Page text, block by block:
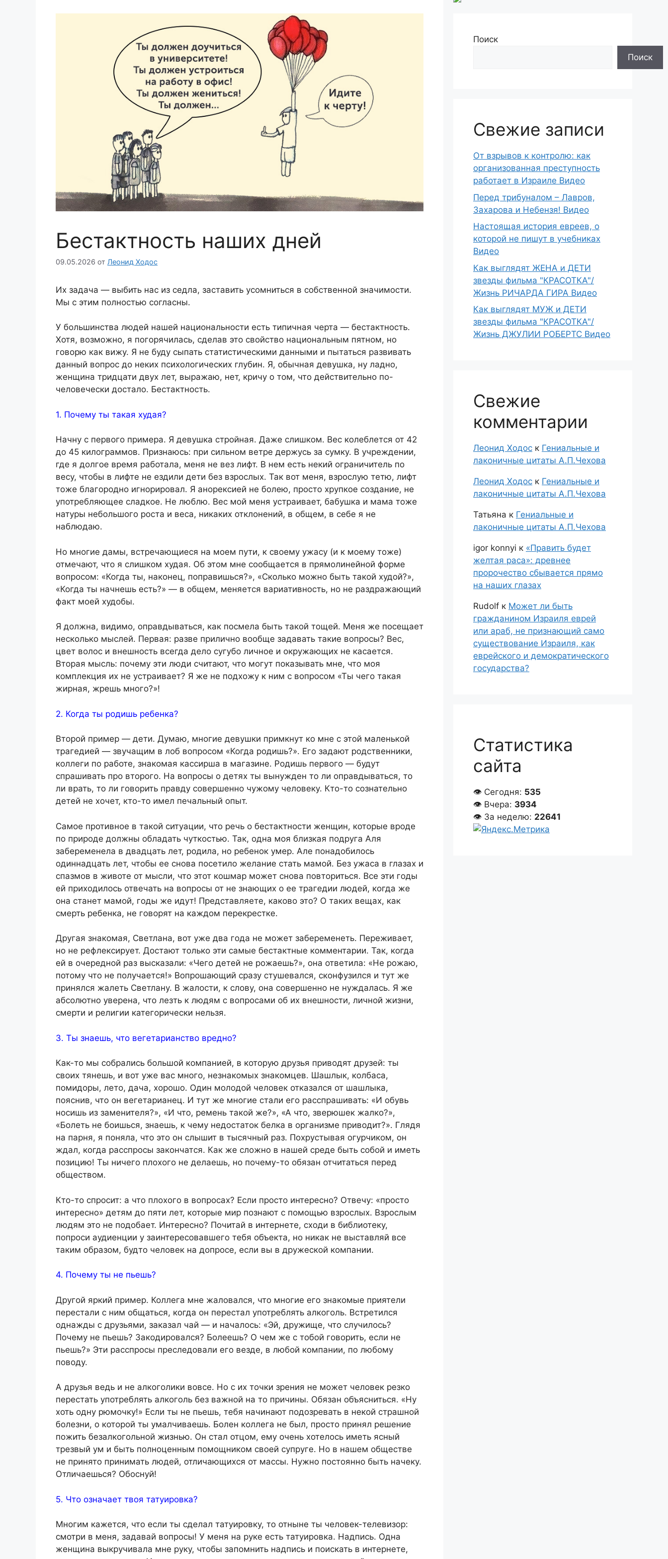
Бестактность наших дней
09.05.2026 от Леонид Ходос
Их задача — выбить нас из седла, заставить усомниться в собственной значимости.
Мы с этим полностью согласны.
У большинства людей нашей национальности есть типичная черта — бестактность.
Хотя, возможно, я погорячилась, сделав это свойство национальным пятном, но
говорю как вижу. Я не буду сыпать статистическими данными и пытаться развивать
данный вопрос до неких психологических глубин. Я, обычная девушка, ну ладно,
женщина тридцати двух лет, выражаю, нет, кричу о том, что действительно по-
человечески достало. Бестактность.
1. Почему ты такая худая?
Начну с первого примера. Я девушка стройная. Даже слишком. Вес колеблется от 42
до 45 килограммов. Признаюсь: при сильном ветре держусь за сумку. В учреждении,
где я долгое время работала, меня не вез лифт. В нем есть некий ограничитель по
весу, чтобы в лифте не ездили дети без взрослых. Так вот меня, взрослую тетю, лифт
тоже благородно игнорировал. Я анорексией не болею, просто хрупкое создание, не
употребляющее сладкое. Не люблю. Вес мой меня устраивает, бабушка и мама тоже
натуры небольшого роста и веса, никаких отклонений, в общем, в себе я не
наблюдаю.
Но многие дамы, встречающиеся на моем пути, к своему ужасу (и к моему тоже)
отмечают, что я слишком худая. Об этом мне сообщается в прямолинейной форме
вопросом: «Когда ты, наконец, поправишься?», «Сколько можно быть такой худой?»,
«Когда ты начнешь есть?» — в общем, меняется вариативность, но не раздражающий
факт моей худобы.
Я должна, видимо, оправдываться, как посмела быть такой тощей. Меня же посещает
несколько мыслей. Первая: разве прилично вообще задавать такие вопросы? Вес,
цвет волос и внешность всегда дело сугубо личное и окружающих не касается.
Вторая мысль: почему эти люди считают, что могут показывать мне, что моя
комплекция их не устраивает? Я же не подхожу к ним с вопросом «Ты чего такая
жирная, жрешь много?»!
2. Когда ты родишь ребенка?
Второй пример — дети. Думаю, многие девушки примкнут ко мне с этой маленькой
трагедией — звучащим в лоб вопросом «Когда родишь?». Его задают родственники,
коллеги по работе, знакомая кассирша в магазине. Родишь первого — будут
спрашивать про второго. На вопросы о детях ты вынужден то ли оправдываться, то
ли врать, то ли говорить правду совершенно чужому человеку. Кто-то сознательно
детей не хочет, кто-то имел печальный опыт.
Самое противное в такой ситуации, что речь о бестактности женщин, которые вроде
по природе должны обладать чуткостью. Так, одна моя близкая подруга Аля
забеременела в двадцать лет, родила, но ребенок умер. Але понадобилось
одиннадцать лет, чтобы ее снова посетило желание стать мамой. Без ужаса в глазах и
спазмов в животе от мысли, что этот кошмар может снова повториться. Все эти годы
ей приходилось отвечать на вопросы от не знающих о ее трагедии людей, когда же
она станет мамой, годы же идут! Представляете, каково это? О таких вещах, как
смерть ребенка, не говорят на каждом перекрестке.
Другая знакомая, Светлана, вот уже два года не может забеременеть. Переживает,
но не рефлексирует. Достают только эти самые бестактные комментарии. Так, когда
ей в очередной раз высказали: «Чего детей не рожаешь?», она ответила: «Не рожаю,
потому что не получается!» Вопрошающий сразу стушевался, сконфузился и тут же
принялся жалеть Светлану. В жалости, к слову, она совершенно не нуждалась. Я же
абсолютно уверена, что лезть к людям с вопросами об их внешности, личной жизни,
смерти и религии категорически нельзя.
3. Ты знаешь, что вегетарианство вредно?
Как-то мы собрались большой компанией, в которую друзья приводят друзей: ты
своих тянешь, и вот уже вас много, незнакомых знакомцев. Шашлык, колбаса,
помидоры, лето, дача, хорошо. Один молодой человек отказался от шашлыка,
пояснив, что он вегетарианец. И тут же многие стали его расспрашивать: «И обувь
носишь из заменителя?», «И что, ремень такой же?», «А что, зверюшек жалко?»,
«Болеть не боишься, знаешь, к чему недостаток белка в организме приводит?». Глядя
на парня, я поняла, что это он слышит в тысячный раз. Похрустывая огурчиком, он
ждал, когда расспросы закончатся. Как же сложно в нашей среде быть собой и иметь
позицию! Ты ничего плохого не делаешь, но почему-то обязан отчитаться перед
обществом.
Кто-то спросит: а что плохого в вопросах? Если просто интересно? Отвечу: «просто
интересно» детям до пяти лет, которые мир познают с помощью взрослых. Взрослым
людям это не подобает. Интересно? Почитай в интернете, сходи в библиотеку,
попроси аудиенции у заинтересовавшего тебя объекта, но никак не выставляй все
таким образом, будто человек на допросе, если вы в дружеской компании.
4. Почему ты не пьешь?
Другой яркий пример. Коллега мне жаловался, что многие его знакомые приятели
перестали с ним общаться, когда он перестал употреблять алкоголь. Встретился
однажды с друзьями, заказал чай — и началось: «Эй, дружище, что случилось?
Почему не пьешь? Закодировался? Болеешь? О чем же с тобой говорить, если не
пьешь?» Эти расспросы преследовали его везде, в любой компании, по любому
поводу.
А друзья ведь и не алкоголики вовсе. Но с их точки зрения не может человек резко
перестать употреблять алкоголь без важной на то причины. Обязан объясниться. «Ну
хоть одну рюмочку!» Если ты не пьешь, тебя начинают подозревать в некой страшной
болезни, о которой ты умалчиваешь. Болен коллега не был, просто принял решение
пожить безалкогольной жизнью. Он стал отцом, ему очень хотелось иметь ясный
трезвый ум и быть полноценным помощником своей супруге. Но в нашем обществе
не принято принимать людей, отличающихся от массы. Нужно постоянно быть начеку.
Отличаешься? Обоснуй!
5. Что означает твоя татуировка?
Многим кажется, что если ты сделал татуировку, то отныне ты человек-телевизор:
смотри в меня, задавай вопросы! У меня на руке есть татуировка. Надпись. Одна
женщина выкручивала мне руку, чтобы запомнить надпись и поискать в интернете,
Поиск
Поиск
Свежие записи
От взрывов к контролю: как
организованная преступность
работает в Израиле Видео
Перед трибуналом – Лавров,
Захарова и Небензя! Видео
Настоящая история евреев, о
которой не пишут в учебниках
Видео
Как выглядят ЖЕНА и ДЕТИ
звезды фильма "КРАСОТКА"/
Жизнь РИЧАРДА ГИРА Видео
Как выглядят МУЖ и ДЕТИ
звезды фильма "КРАСОТКА"/
Жизнь ДЖУЛИИ РОБЕРТС Видео
Свежие
комментарии
Леонид Ходос к Гениальные и
лаконичные цитаты А.П.Чехова
Леонид Ходос к Гениальные и
лаконичные цитаты А.П.Чехова
Татьяна к Гениальные и
лаконичные цитаты А.П.Чехова
igor konnyi к «Править будет
желтая раса»: древнее
пророчество сбывается прямо
на наших глазах
Rudolf к Может ли быть
гражданином Израиля еврей
или араб, не признающий само
существование Израиля, как
еврейского и демократического
государства?
Статистика
сайта
👁 Сегодня: 535
👁 Вчера: 3934
👁 За неделю: 22641